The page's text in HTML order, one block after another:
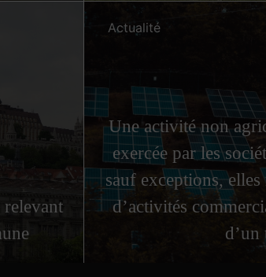
relevant
Actualité
Une activité non
exercée par les
sauf exceptions,
d’activités
d’un